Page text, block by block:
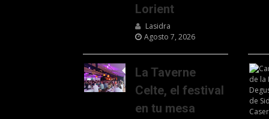
Lorient
Lasidra
Agosto 7, 2026
La Taverne
Celte, el festival
en tu mesa